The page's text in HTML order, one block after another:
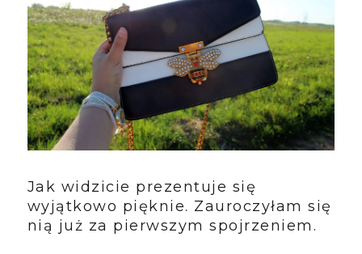
Jak widzicie prezentuje się
wyjątkowo pięknie. Zauroczyłam się
nią już za pierwszym spojrzeniem.